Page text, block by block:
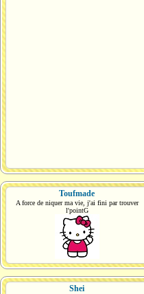
Toufmade
A force de niquer ma vie, j'ai fini par trouver
l'pointG
Shei